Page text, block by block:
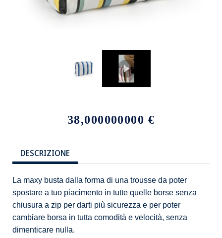
38,000000000 €
DESCRIZIONE
La maxy busta dalla forma di una trousse da poter
spostare a tuo piacimento in tutte quelle borse senza
chiusura a zip per darti più sicurezza e per poter
cambiare borsa in tutta comodità e velocità, senza
dimenticare nulla.